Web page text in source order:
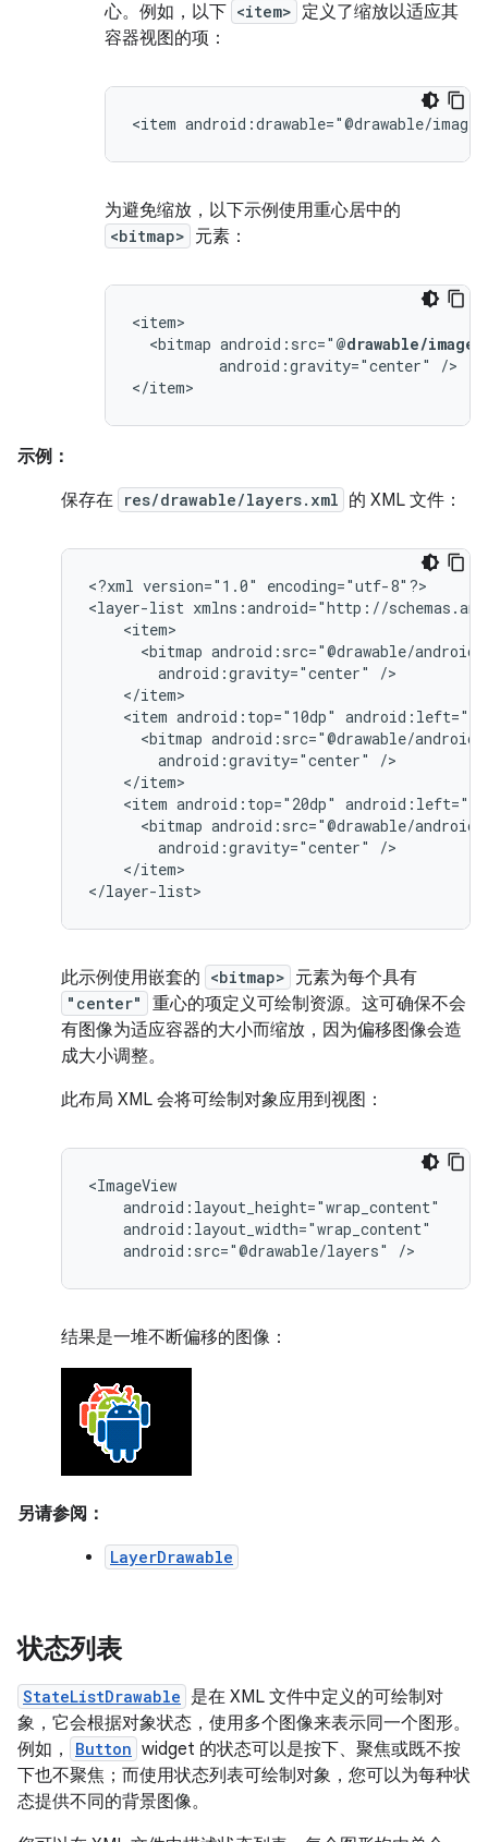
心。例如，以下 <item> 定义了缩放以适应其
容器视图的项：
<item android:drawable="@drawable/image"
为避免缩放，以下示例使用重心居中的
<bitmap> 元素：
<bitmap android:src=" @drawable/image
android:gravity="center"
/>
</item>
示例：
保存在 res/drawable/layers.xml 的 XML 文件：
<?xml version="1.0"
encoding="utf-8"?>
<layer-list
<bitmap
android:gravity="center"
<item android:top="10dp"
<bitmap
android:gravity="center"
<item android:top="20dp"
<bitmap
android:gravity="center"
</item>
</layer-list>
此示例使用嵌套的 <bitmap> 元素为每个具有
"center"
重心的项定义可绘制资源。这可确保不会
有图像为适应容器的大小而缩放，因为偏移图像会造
成大小调整。
此布局 XML 会将可绘制对象应用到视图：
android:src="@drawable/layers"
/>
结果是一堆不断偏移的图像：
另请参阅：
LayerDrawable
状态列表
StateListDrawable 是在 XML 文件中定义的可绘制对
象，它会根据对象状态，使用多个图像来表示同一个图形。
例如，
Button widget 的状态可以是按下、聚焦或既不按
下也不聚焦；而使用状态列表可绘制对象，您可以为每种状
态提供不同的背景图像。